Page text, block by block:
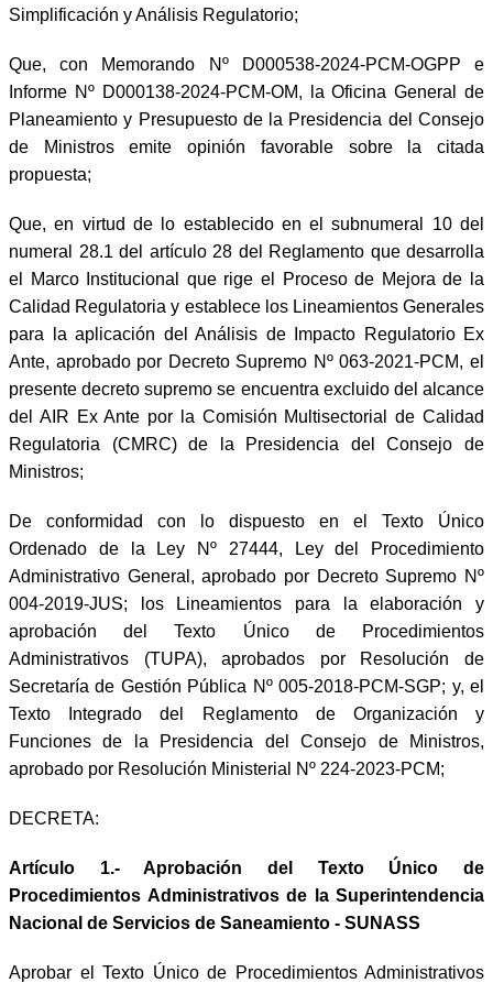
Simplificación y Análisis Regulatorio;
Que, con Memorando Nº D000538-2024-PCM-OGPP e
Informe Nº D000138-2024-PCM-OM, la Oficina General de
Planeamiento y Presupuesto de la Presidencia del Consejo
de Ministros emite opinión favorable sobre la citada
propuesta;
Que, en virtud de lo establecido en el subnumeral 10 del
numeral 28.1 del artículo 28 del Reglamento que desarrolla
el Marco Institucional que rige el Proceso de Mejora de la
Calidad Regulatoria y establece los Lineamientos Generales
para la aplicación del Análisis de Impacto Regulatorio Ex
Ante, aprobado por Decreto Supremo Nº 063-2021-PCM, el
presente decreto supremo se encuentra excluido del alcance
del AIR Ex Ante por la Comisión Multisectorial de Calidad
Regulatoria (CMRC) de la Presidencia del Consejo de
Ministros;
De conformidad con lo dispuesto en el Texto Único
Ordenado de la Ley Nº 27444, Ley del Procedimiento
Administrativo General, aprobado por Decreto Supremo Nº
004-2019-JUS; los Lineamientos para la elaboración y
aprobación del Texto Único de Procedimientos
Administrativos (TUPA), aprobados por Resolución de
Secretaría de Gestión Pública Nº 005-2018-PCM-SGP; y, el
Texto Integrado del Reglamento de Organización y
Funciones de la Presidencia del Consejo de Ministros,
aprobado por Resolución Ministerial Nº 224-2023-PCM;
DECRETA:
Artículo 1.- Aprobación del Texto Único de
Procedimientos Administrativos de la Superintendencia
Nacional de Servicios de Saneamiento - SUNASS
Aprobar el Texto Único de Procedimientos Administrativos